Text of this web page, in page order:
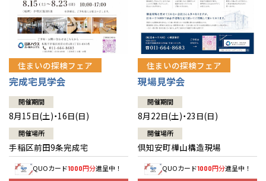
住まいの探検フェア
完成宅見学会
開催期間
8月15日(土)・16日(日)
開催場所
手稲区前田9条完成宅
QUOカード1000円分進呈中！
住まいの探検フェア
現場見学会
開催期間
8月22日(土)・23日(日)
開催場所
倶知安町樺山構造現場
QUOカード1000円分進呈中！